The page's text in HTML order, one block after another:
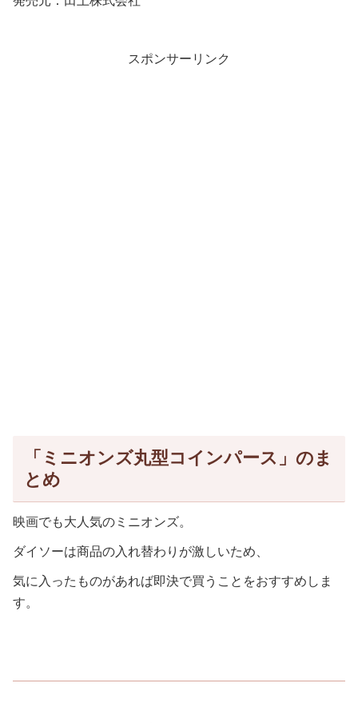
スポンサーリンク
「ミニオンズ丸型コインパース」のま
とめ
映画でも大人気のミニオンズ。
ダイソーは商品の入れ替わりが激しいため、
気に入ったものがあれば即決で買うことをおすすめしま
す。